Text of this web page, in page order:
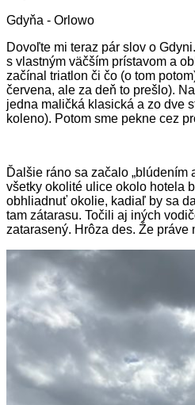
Gdyňa - Orlowo
Dovoľte mi teraz pár slov o
s vlastným väčším prístavom a
začínal triatlon či čo (o tom
červena, ale za deň to prešlo).
jedna maličká klasická a zo dve
koleno). Potom sme pekne cez
Ďalšie ráno sa začalo „blúdením
všetky okolité ulice okolo hotela
obhliadnuť okolie, kadiaľ by sa
tam zátarasu. Točili aj iných
zatarasený. Hrôza des. Že